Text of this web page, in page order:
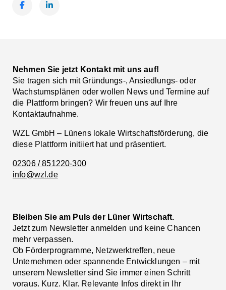
Nehmen Sie jetzt Kontakt mit uns auf!
Sie tragen sich mit Gründungs-, Ansiedlungs- oder
Wachstumsplänen oder wollen News und Termine auf
die Plattform bringen? Wir freuen uns auf Ihre
Kontaktaufnahme.
WZL GmbH – Lünens lokale Wirtschaftsförderung, die
diese Plattform initiiert hat und präsentiert.
02306 / 851220-300
info@wzl.de
Bleiben Sie am Puls der Lüner Wirtschaft.
Jetzt zum Newsletter anmelden und keine Chancen
mehr verpassen.
Ob Förderprogramme, Netzwerktreffen, neue
Unternehmen oder spannende Entwicklungen – mit
unserem Newsletter sind Sie immer einen Schritt
voraus. Kurz. Klar. Relevante Infos direkt in Ihr